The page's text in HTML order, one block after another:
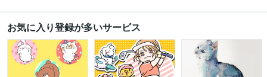
お気に入り登録が多いサービス